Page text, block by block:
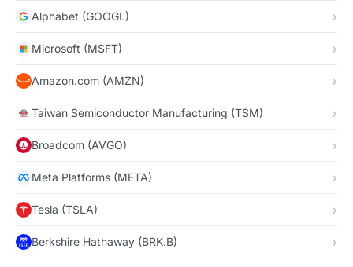
Alphabet (GOOGL)
Microsoft (MSFT)
Amazon.com (AMZN)
Taiwan Semiconductor Manufacturing (TSM)
Broadcom (AVGO)
Meta Platforms (META)
Tesla (TSLA)
Berkshire Hathaway (BRK.B)